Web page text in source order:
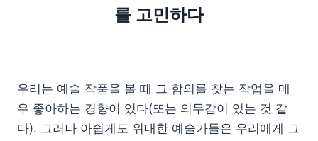
를 고민하다
우리는 예술 작품을 볼 때 그 함의를 찾는 작업을 매
우 좋아하는 경향이 있다(또는 의무감이 있는 것 같
다). 그러나 아쉽게도 위대한 예술가들은 우리에게 그